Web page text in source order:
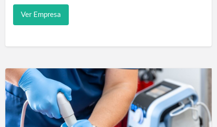
Encuentra tu tienda más cercana y veras los
mejores equipos para tu descanso.
como almohadas, fundas para almohadas,
protectores de colchón, fundas de colchón,
sobrecolchones, sábanas bajeras, sábanas,
edredones, etc...
Ver Empresa